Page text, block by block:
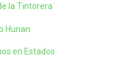
la Tintorera
Hunan
en Estados